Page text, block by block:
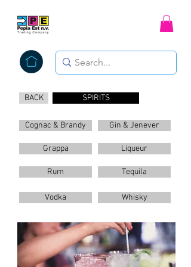
BACK SPIRITS
Cognac & Brandy
Grappa
Rum
Gin & Jenever
Liqueur
Tequila
Vodka Whisky